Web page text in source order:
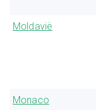
Moldavië
Monaco